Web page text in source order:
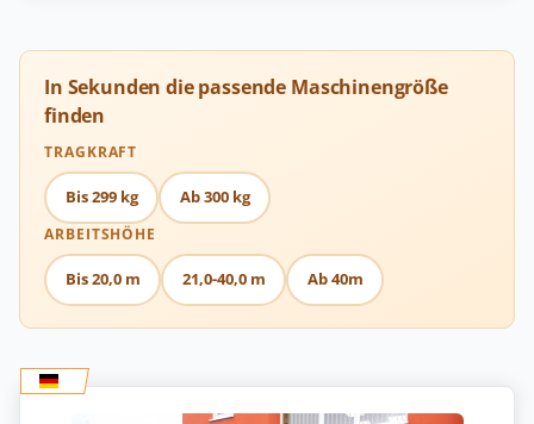
In Sekunden die passende Maschinengröße
finden
TRAGKRAFT
Bis 299 kg Ab 300 kg
ARBEITSHÖHE
Bis 20,0 m 21,0-40,0 m Ab 40m